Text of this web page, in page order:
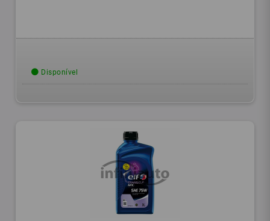
Disponível